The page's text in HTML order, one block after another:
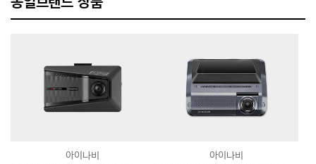
아이나비 아이나비